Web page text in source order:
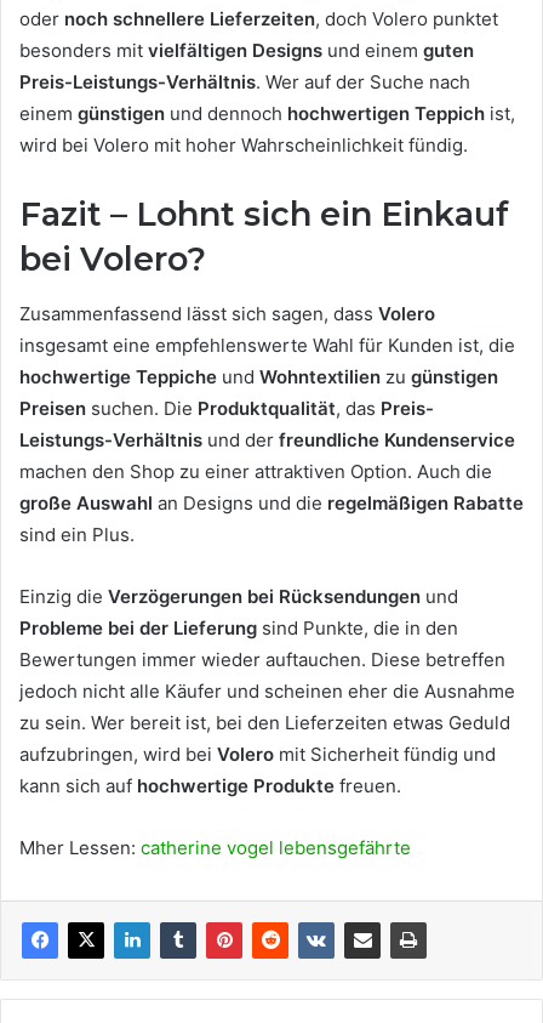
oder noch schnellere Lieferzeiten, doch Volero punktet
besonders mit vielfältigen Designs und einem guten
Preis-Leistungs-Verhältnis. Wer auf der Suche nach
einem günstigen und dennoch hochwertigen Teppich ist,
wird bei Volero mit hoher Wahrscheinlichkeit fündig.
Fazit – Lohnt sich ein Einkauf
bei Volero?
Zusammenfassend lässt sich sagen, dass Volero
insgesamt eine empfehlenswerte Wahl für Kunden ist, die
hochwertige Teppiche und Wohntextilien zu günstigen
Preisen suchen. Die Produktqualität, das Preis-
Leistungs-Verhältnis und der freundliche Kundenservice
machen den Shop zu einer attraktiven Option. Auch die
große Auswahl an Designs und die regelmäßigen Rabatte
sind ein Plus.
Einzig die Verzögerungen bei Rücksendungen und
Probleme bei der Lieferung sind Punkte, die in den
Bewertungen immer wieder auftauchen. Diese betreffen
jedoch nicht alle Käufer und scheinen eher die Ausnahme
zu sein. Wer bereit ist, bei den Lieferzeiten etwas Geduld
aufzubringen, wird bei Volero mit Sicherheit fündig und
kann sich auf hochwertige Produkte freuen.
Mher Lessen: catherine vogel lebensgefährte